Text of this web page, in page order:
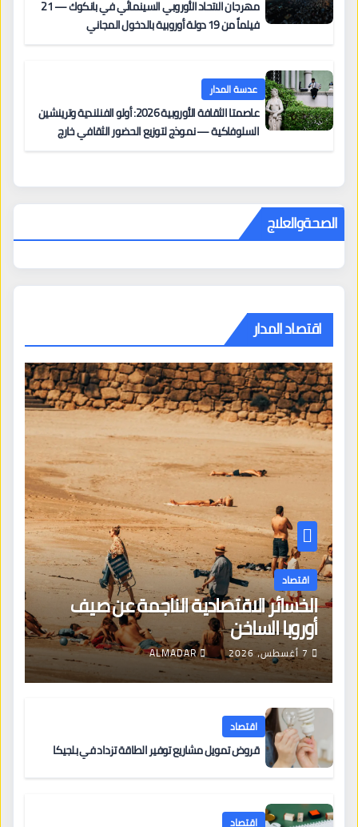
مهرجان الاتحاد الأوروبي السينمائي في بانكوك — 21
فيلماً من 19 دولة أوروبية بالدخول المجاني
عدسة المدار
عاصمتا الثقافة الأوروبية 2026: أولو الفنلندية وترينشين
السلوفاكية — نموذج لتوزيع الحضور الثقافي خارج
الصحةوالعلاج
اقتصاد المدار
اقتصاد
الخسائر الاقتصادية الناجمة عن صيف
أوروبا الساخن
7 أغسطس، 2026 ALMADAR
اقتصاد
قروض تمويل مشاريع توفير الطاقة تزداد في بلجيكا
اقتصاد